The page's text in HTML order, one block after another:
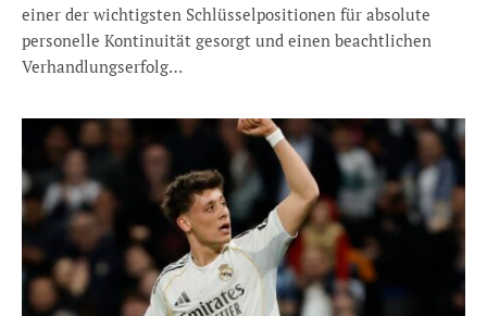
einer der wichtigsten Schlüsselpositionen für absolute
personelle Kontinuität gesorgt und einen beachtlichen
Verhandlungserfolg…